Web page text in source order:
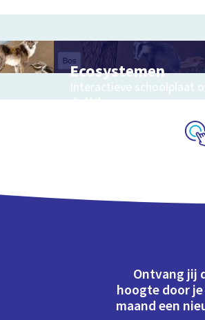
Ecosystemen
Interactieve schoolplaat
de Veluwe
Ontvang jij
hoogte door
maand een